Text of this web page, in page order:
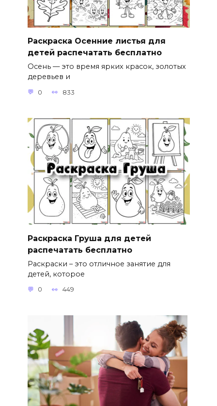
Раскраска Осенние листья для
детей распечатать бесплатно
Осень — это время ярких красок, золотых
деревьев и
0 833
Раскраска Груша для детей
распечатать бесплатно
Раскраски – это отличное занятие для
детей, которое
0 449